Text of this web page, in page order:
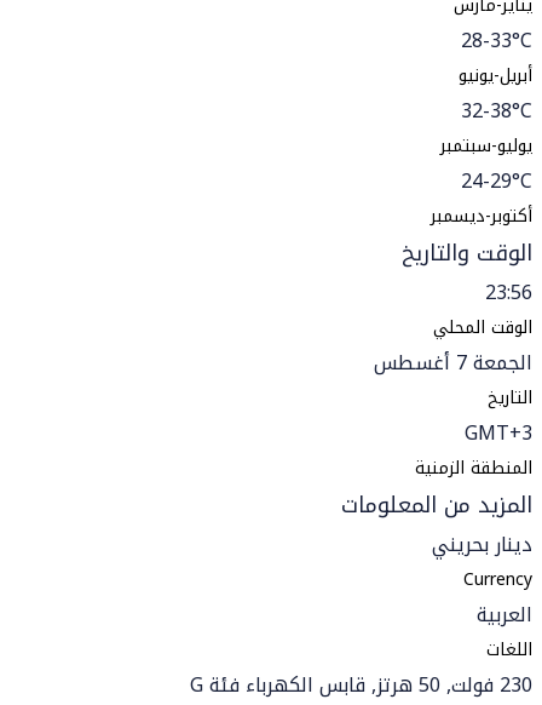
28-33°C
أبريل-يونيو
32-38°C
يوليو-سبتمبر
24-29°C
أكتوبر-ديسمبر
الوقت والتاريخ
23:56
الوقت المحلي
الجمعة 7 أغسطس
التاريخ
GMT+3
المنطقة الزمنية
المزيد من المعلومات
دينار بحريني
Currency
العربية
اللغات
230 فولت, 50 هرتز, قابس الكهرباء فئة G